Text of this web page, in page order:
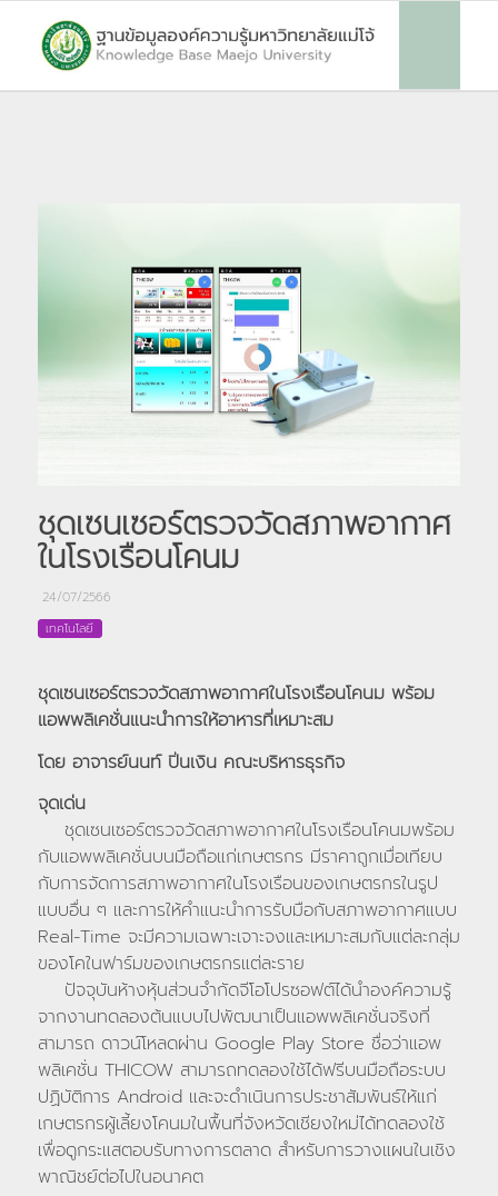
ชุดเซนเซอร์ตรวจวัดสภาพอากาศ
ในโรงเรือนโคนม
24/07/2566
เทคโนโลยี
ชุดเซนเซอร์ตรวจวัดสภาพอากาศในโรงเรือนโคนม พร้อม
แอพพลิเคชั่นแนะนำการให้อาหารที่เหมาะสม
โดย อาจารย์นนท์ ปิ่นเงิน คณะบริหารธุรกิจ
จุดเด่น
ชุดเซนเซอร์ตรวจวัดสภาพอากาศในโรงเรือนโคนมพร้อม
กับแอพพลิเคชั่นบนมือถือแก่เกษตรกร มีราคาถูกเมื่อเทียบ
กับการจัดการสภาพอากาศในโรงเรือนของเกษตรกรในรูป
แบบอื่น ๆ และการให้คำแนะนำการรับมือกับสภาพอากาศแบบ
Real-Time จะมีความเฉพาะเจาะจงและเหมาะสมกับแต่ละกลุ่ม
ของโคในฟาร์มของเกษตรกรแต่ละราย
ปัจจุบันห้างหุ้นส่วนจำกัดจีโอโปรซอฟต์ได้นำองค์ความรู้
จากงานทดลองต้นแบบไปพัฒนาเป็นแอพพลิเคชั่นจริงที่
สามารถ ดาวน์โหลดผ่าน Google Play Store ชื่อว่าแอพ
พลิเคชั่น THICOW สามารถทดลองใช้ได้ฟรีบนมือถือระบบ
ปฏิบัติการ Android และจะดำเนินการประชาสัมพันธ์ให้แก่
เกษตรกรผู้เลี้ยงโคนมในพื้นที่จังหวัดเชียงใหม่ได้ทดลองใช้
เพื่อดูกระแสตอบรับทางการตลาด สำหรับการวางแผนในเชิง
พาณิชย์ต่อไปในอนาคต